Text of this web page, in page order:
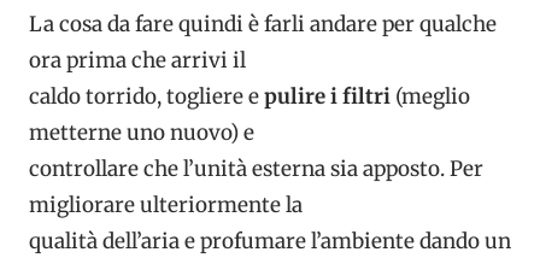
La cosa da fare quindi è farli andare per qualche
ora prima che arrivi il
caldo torrido, togliere epulire i filtri (meglio
metterne uno nuovo) e
controllare che l’unità esterna sia apposto. Per
migliorare ulteriormente la
qualità dell’aria e profumare l’ambiente dando un